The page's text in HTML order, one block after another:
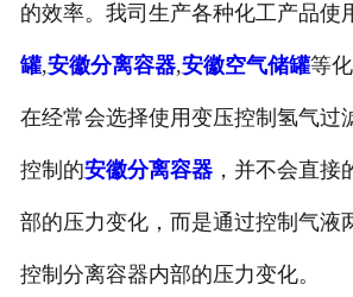
安徽反应
的效率。我司生产各种化工产品使
罐,安徽分离容器,安徽空气储罐等
在经常会选择使用变压控制氢气过
控制的安徽分离容器，并不会直接
部的压力变化，而是通过控制气液
控制分离容器内部的压力变化。